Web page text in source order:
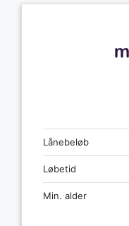
Lånebeløb
Løbetid
Min. alder